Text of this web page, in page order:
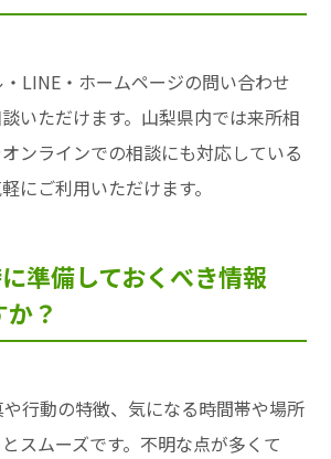
LINE・ホームページの問い合わせ
いただけます。山梨県内では来所相
ンラインでの相談にも対応している
にご利用いただけます。
準備しておくべき情報
？
行動の特徴、気になる時間帯や場所
スムーズです。不明な点が多くて